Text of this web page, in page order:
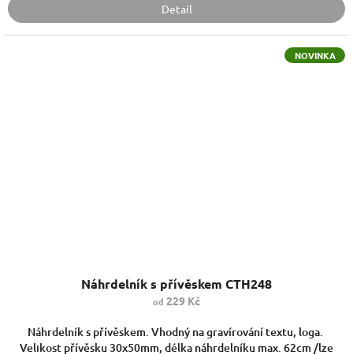
Detail
NOVINKA
Náhrdelník s přívěskem CTH248
od 229 Kč
Náhrdelník s přívěskem. Vhodný na gravírování textu, loga.
Velikost přívěsku 30x50mm, délka náhrdelníku max. 62cm /lze